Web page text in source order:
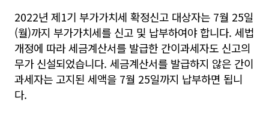
2022년 제1기 부가가치세 확정신고 대상자는 7월 25일
(월)까지 부가가치세를 신고 및 납부하여야 합니다. 세법
개정에 따라 세금계산서를 발급한 간이과세자도 신고의
무가 신설되었습니다. 세금계산서를 발급하지 않은 간이
과세자는 고지된 세액을 7월 25일까지 납부하면 됩니
다.